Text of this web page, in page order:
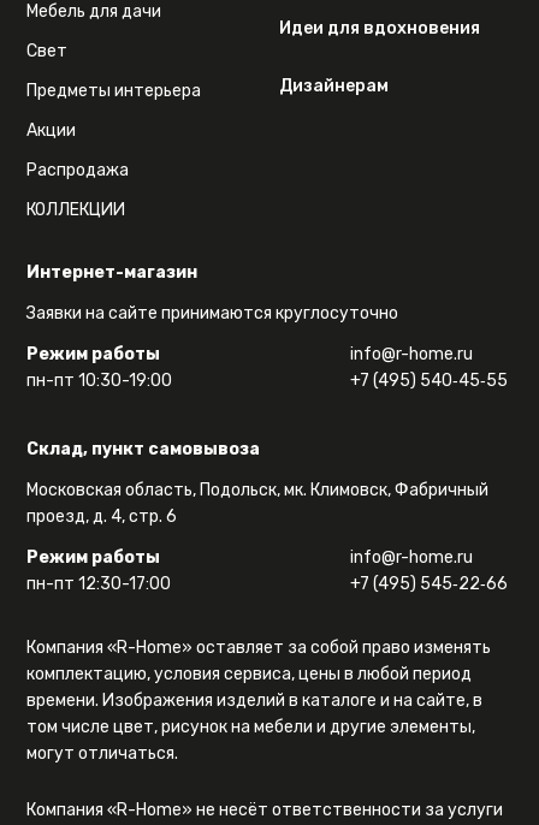
Интернет-магазин
Заявки на сайте принимаются круглосуточно
Режим работы
пн-пт 10:30-19:00
info@r-home.ru
+7 (495) 540‑45‑55
Склад, пункт самовывоза
Московская область, Подольск, мк. Климовск, Фабричный
проезд, д. 4, стр. 6
Режим работы
пн-пт 12:30-17:00
info@r-home.ru
+7 (495) 545‑22‑66
Мебель для дачи
Свет
Предметы интерьера
Акции
Распродажа
КОЛЛЕКЦИИ
Идеи для вдохновения
Дизайнерам
Компания «R-Home» оставляет за собой право изменять
комплектацию, условия сервиса, цены в любой период
времени. Изображения изделий в каталоге и на сайте, в
том числе цвет, рисунок на мебели и другие элементы,
могут отличаться.
Компания «R-Home» не несёт ответственности за услуги